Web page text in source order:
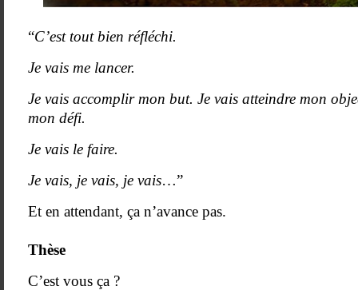
“C’est tout bien réfléchi.
Je vais me lancer.
Je vais accomplir mon but. Je vais atteindre mon
mon défi.
Je vais le faire.
Je vais, je vais, je vais…”
Et en attendant, ça n’avance pas.
Thèse
C’est vous ça ?